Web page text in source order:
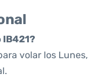
IB421?
volar los Lunes,